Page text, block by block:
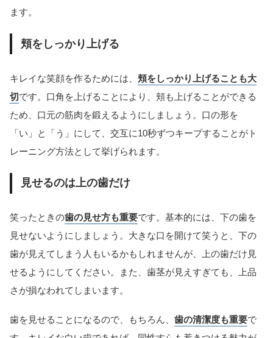
ます。
頬をしっかり上げる
キレイな笑顔を作るためには、 頬をしっかり上げることも大
切です。口角を上げることにより、頬も上げることができる
ため、口元の筋肉を鍛えるようにしましょう。口の形を
「い」と「う」にして、交互に10秒ずつキープすることがト
レーニング方法として挙げられます。
見せるのは上の歯だけ
笑ったときの歯の見せ方も重要です。基本的には、下の歯を
見せないようにしましょう。大きな口を開けて笑うと、下の
歯が見えてしまう人もいるかもしれませんが、上の歯だけ見
せるようにしてください。また、歯茎が見えすぎても、上品
さが損なわれてしまいます。
歯を見せることになるので、もちろん、 歯の清潔度も重要で